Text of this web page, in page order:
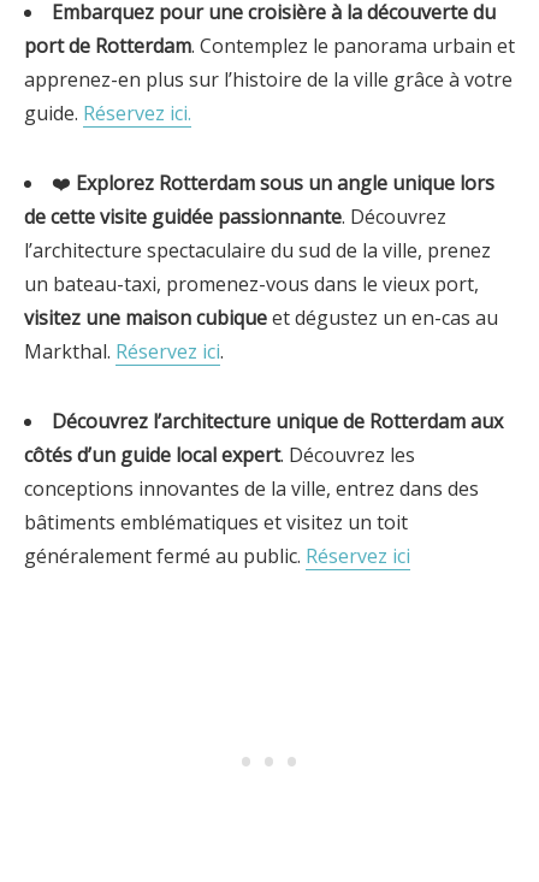
Embarquez pour une croisière à la découverte du
port de Rotterdam. Contemplez le panorama urbain et
apprenez-en plus sur l’histoire de la ville grâce à votre
guide. Réservez ici.
❤️ Explorez Rotterdam sous un angle unique lors
de cette visite guidée passionnante. Découvrez
l’architecture spectaculaire du sud de la ville, prenez
un bateau-taxi, promenez-vous dans le vieux port,
visitez une maison cubiqueet dégustez un en-cas au
Markthal. Réservez ici.
Découvrez l’architecture unique de Rotterdam aux
côtés d’un guide local expert. Découvrez les
conceptions innovantes de la ville, entrez dans des
bâtiments emblématiques et visitez un toit
généralement fermé au public. Réservez ici